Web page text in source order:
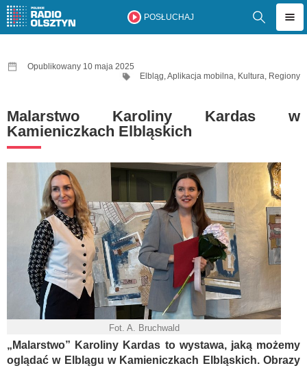
POSŁUCHAJ
Opublikowany 10 maja 2025
Elbląg,Aplikacja mobilna, Kultura, Regiony
Malarstwo Karoliny Kardas w
Kamieniczkach Elbląskich
Fot. A. Bruchwald
„Malarstwo” Karoliny Kardas to wystawa, jaką możemy
oglądać w Elblągu w Kamieniczkach Elbląskich. Obrazy